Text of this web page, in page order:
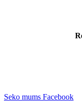
Seko mums Facebook